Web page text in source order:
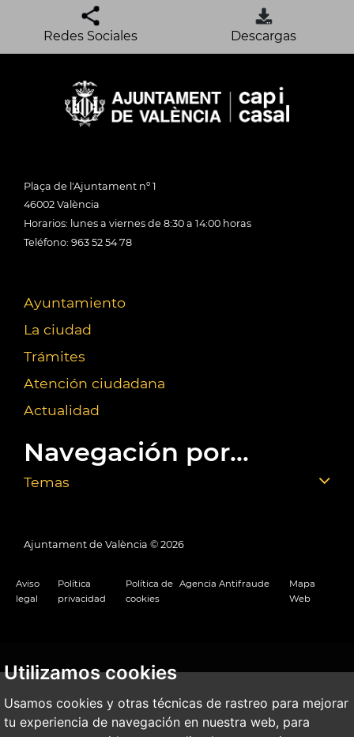
Utilizamos cookies
Usamos cookies y otras técnicas de rastreo para mejorar
tu experiencia de navegación en nuestra web, para
Redes Sociales Descargas
Plaça de l'Ajuntament nº 1
46002 València
Horarios: lunes a viernes de 8:30 a 14:00 horas
Teléfono: 963 52 54 78
Ayuntamiento
La ciudad
Trámites
Atención ciudadana
Actualidad
Navegación por...
Temas
Ajuntament de València © 2026
Aviso
legal
Política
privacidad
Política de
cookies
Agencia Antifraude
Mapa
Web